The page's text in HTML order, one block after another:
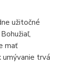
užitočné
mať
umývanie trvá